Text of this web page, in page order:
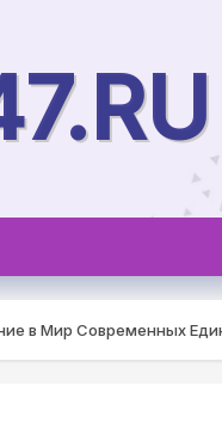
в Мир Современных